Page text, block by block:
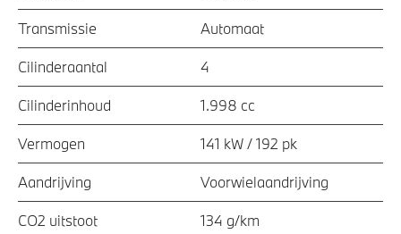
Transmissie Automaat
Cilinderaantal 4
Cilinderinhoud 1.998 cc
Vermogen 141 kW / 192 pk
Aandrijving Voorwielaandrijving
CO2 uitstoot 134 g/km